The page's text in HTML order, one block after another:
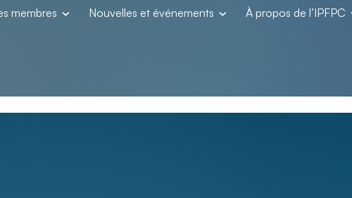
membres Nouvelles et événements À propos de l’IPFPC